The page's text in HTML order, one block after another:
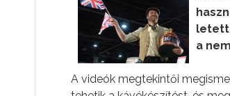
a
A videók megtekintői